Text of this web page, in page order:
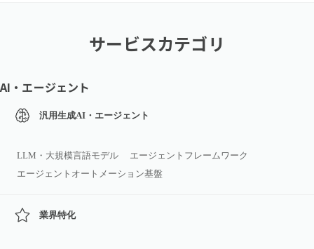
サービスカテゴリ
AI・エージェント
汎用生成AI・エージェント
LLM・大規模言語モデル
エージェントフレームワーク
エージェントオートメーション基盤
業界特化